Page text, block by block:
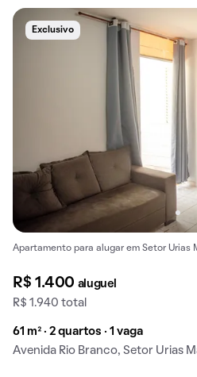
Exclusivo
Apartamento para alugar em Setor Urias
R$ 1.400 aluguel
R$ 1.940 total
61 m² · 2 quartos · 1 vaga
Avenida Rio Branco, Setor Urias